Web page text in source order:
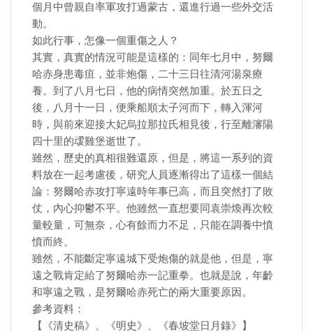
個月中曾親自率軍攻打過蒙古，還進行過一些外交活
動。
如此行事，怎像一個重傷之人？
其實，真實的情況可能是這樣的：同年七月中，努爾
哈赤身患毒疽，並非炮傷，二十三日往清河湯泉療
養。到了八月七日，他的病情突然加重。於五日之
後，八月十一日，便乘船順太子河而下，轉入渾河
時，與前來迎接大妃烏拉那拉氏相見後，行至離瀋陽
四十里的叆雞堡逝世了。
雖然，歷史的真相很難還原，但是，將這一系列的資
料放在一起考慮後，研究人員逐漸得出了這樣一個結
論：努爾哈赤攻打寧遠時年事已高，而且突然打了敗
仗，內心抑鬱不平。他雖然一直想要同袁崇煥再次較
量較量，可無奈，心有餘而力不足，只能在調養中憤
憤而終。
雖然，不能斷定寧遠城下受炮傷的就是他，但是，寧
遠之戰肯定給了努爾哈赤一記重拳。也就是說，年齡
和寧遠之戰，是努爾哈赤死亡的兩大重要原因。
參考資料：
【《清史稿》、《明史》、《春坡堂日月錄》】